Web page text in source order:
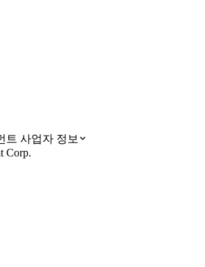
트 사업자 정보
Corp.